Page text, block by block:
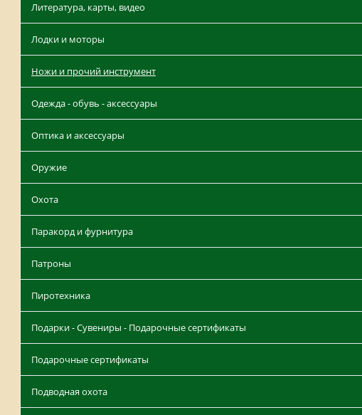
Литература, карты, видео
Лодки и моторы
Ножи и прочий инструмент
Одежда - обувь - аксессуары
Оптика и аксессуары
Оружие
Охота
Паракорд и фурнитура
Патроны
Пиротехника
Подарки - Сувениры - Подарочные сертификаты
Подарочные сертификаты
Подводная охота